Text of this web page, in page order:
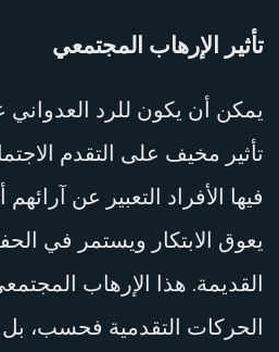
تأثير الإرهاب المجتمعي
يمكن أن يكون للرد العدواني
تأثير مخيف على التقدم
فيها الأفراد التعبير عن
يعوق الابتكار ويستمر في
القديمة. هذا الإرهاب
الحركات التقدمية فحسب، بل